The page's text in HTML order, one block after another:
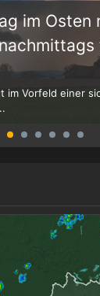
im Osten
im Vorfeld einer